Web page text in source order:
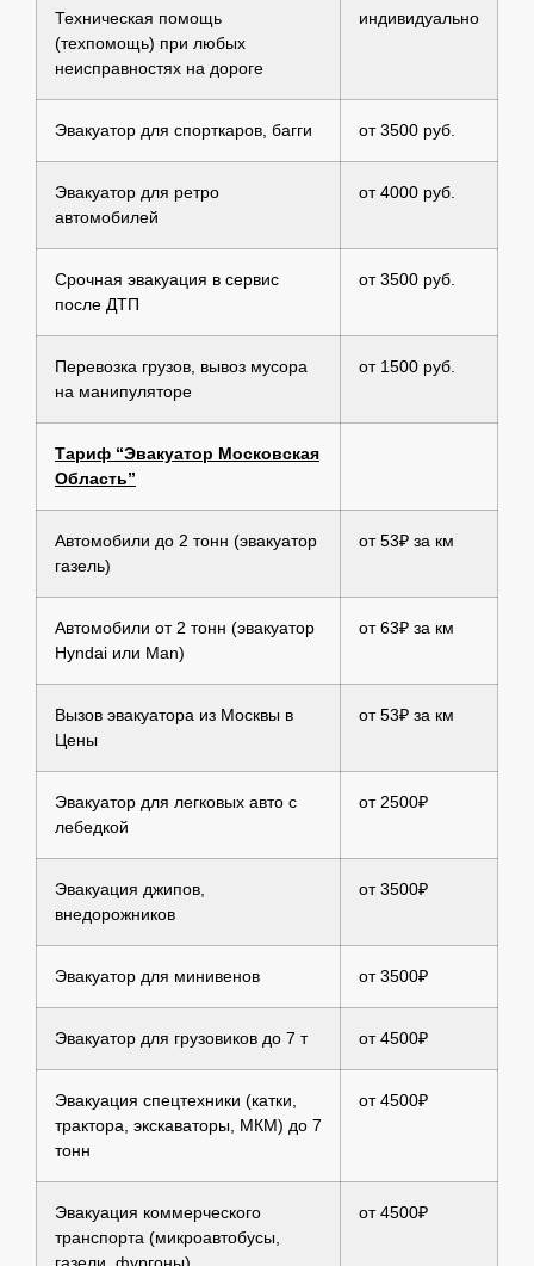
Техническая помощь
(техпомощь) при любых
неисправностях на дороге
индивидуально
Эвакуатор для спорткаров, багги от 3500 руб.
Эвакуатор для ретро
автомобилей
от 4000 руб.
Срочная эвакуация в сервис
после ДТП
от 3500 руб.
Перевозка грузов, вывоз мусора
на манипуляторе
от 1500 руб.
Тариф “Эвакуатор Московская
Область”
Автомобили до 2 тонн (эвакуатор
газель)
от 53₽ за км
Автомобили от 2 тонн (эвакуатор
Hyndai или Man)
от 63₽ за км
Вызов эвакуатора из Москвы в
Цены
от 53₽ за км
Эвакуатор для легковых авто с
лебедкой
от 2500₽
Эвакуация джипов,
внедорожников
от 3500₽
Эвакуатор для минивенов от 3500₽
Эвакуатор для грузовиков до 7 т от 4500₽
Эвакуация спецтехники (катки,
трактора, экскаваторы, МКМ) до 7
тонн
от 4500₽
Эвакуация коммерческого
транспорта (микроавтобусы,
газели, фургоны)
от 4500₽